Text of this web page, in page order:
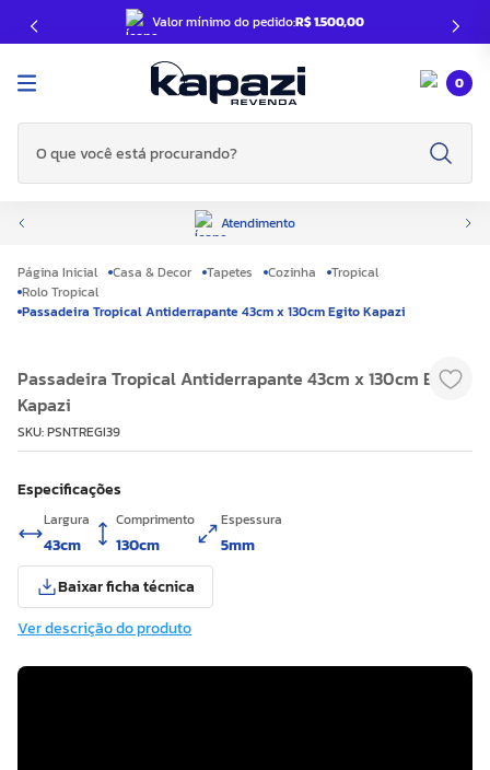
Valor mínimo do pedido:R$ 1.500,00
0
O que você está procurando?
Atendimento
Casa & Decor Tapetes Cozinha
Tropical
Rolo Tropical
Passadeira Tropical Antiderrapante 43cm x 130cm Egito Kapazi
Passadeira Tropical Antiderrapante 43cm x 130cm Egito
Kapazi
SKU:PSNTREGI39
Especificações
Largura
43cm
Comprimento
130cm
Espessura
5mm
Baixar ficha técnica
Ver descrição do produto